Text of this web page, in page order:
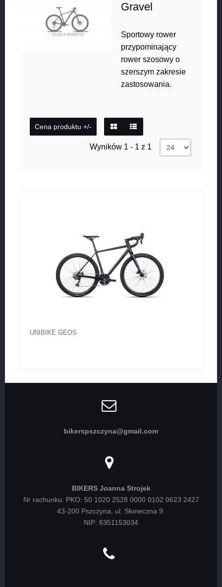
Gravel
Sportowy rower
przypominający
rower szosowy o
szerszym zakresie
zastosowania.
Cena produktu +/-
Wyników 1 - 1 z 1
UNIBIKE GEOS
bikerspszczyna@gmail.com
BIKERS Joanna Strojek
Nr rachunku: PKO: 50 1020 2528 0000 0102 0623 2427
43-200 Pszczyna, ul. Słoneczna 9
NIP: 6351153034